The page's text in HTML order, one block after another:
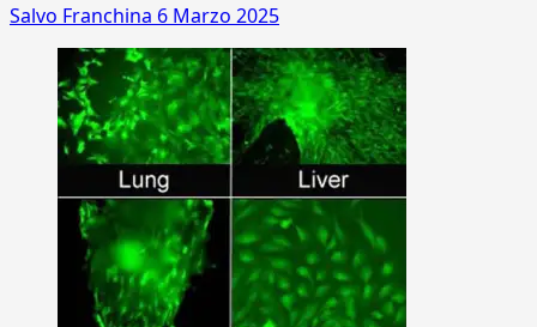
Salvo Franchina 6 Marzo 2025